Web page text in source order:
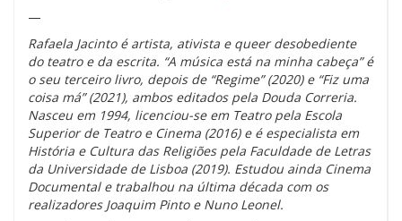
—
Rafaela Jacinto é artista, ativista e queer desobediente
do teatro e da escrita. “A música está na minha cabeça” é
o seu terceiro livro, depois de “Regime” (2020) e “Fiz uma
coisa má” (2021), ambos editados pela Douda Correria.
Nasceu em 1994, licenciou-se em Teatro pela Escola
Superior de Teatro e Cinema (2016) e é especialista em
História e Cultura das Religiões pela Faculdade de Letras
da Universidade de Lisboa (2019). Estudou ainda Cinema
Documental e trabalhou na última década com os
realizadores Joaquim Pinto e Nuno Leonel.